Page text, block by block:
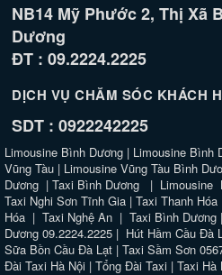
NB14 Mỹ Phước 2, Thị Xã
Dương
ĐT : 09.2224.2225
DỊCH VỤ CHĂM SÓC KHÁCH
SDT : 0922242225
Limousine Bình Dương | Limousine Bình
Vũng Tàu | Limousine Vũng Tàu Bình
Dương | Taxi Bình Dương | Limousine
Taxi Nghi Sơn Tĩnh Gia | Taxi Thanh Hóa
Hóa | Taxi Nghệ An | Taxi Bình Dương |
Dương 09.2224.2225 | Hút Hầm Cầu Đà
Sữa Bồn Cầu Đà Lạt | Taxi Sầm Sơn
Đài Taxi Hà Nội | Tổng Đài Taxi | Taxi Hà